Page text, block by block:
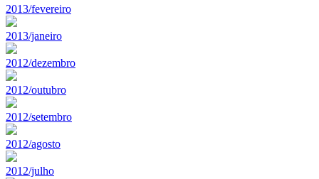
2013/fevereiro
2013/janeiro
2012/dezembro
2012/outubro
2012/setembro
2012/agosto
2012/julho